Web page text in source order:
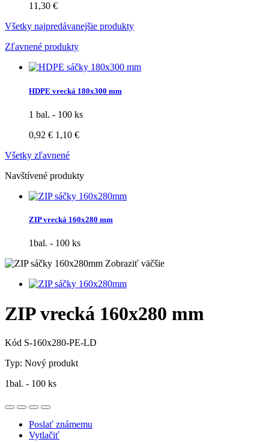
11,30 €
Všetky najpredávanejšie produkty
Zľavnené produkty
HDPE vrecká 180x300 mm
1 bal. - 100 ks
0,92 € 1,10 €
Všetky zľavnené
Navštívené produkty
ZIP vrecká 160x280 mm
1bal. - 100 ks
Zobraziť väčšie
ZIP vrecká 160x280 mm
Kód S-160x280-PE-LD
Typ: Nový produkt
1bal. - 100 ks
Poslať známemu
Vytlačiť